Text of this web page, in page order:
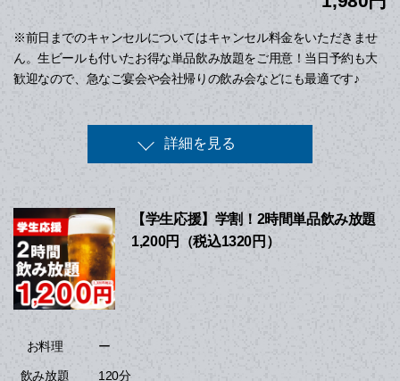
※前日までのキャンセルについてはキャンセル料金をいただきませ
ん。生ビールも付いたお得な単品飲み放題をご用意！当日予約も大
歓迎なので、急なご宴会や会社帰りの飲み会などにも最適です♪
詳細を見る
【学生応援】学割！2時間単品飲み放題
1,200円（税込1320円）
お料理 ー
飲み放題 120分